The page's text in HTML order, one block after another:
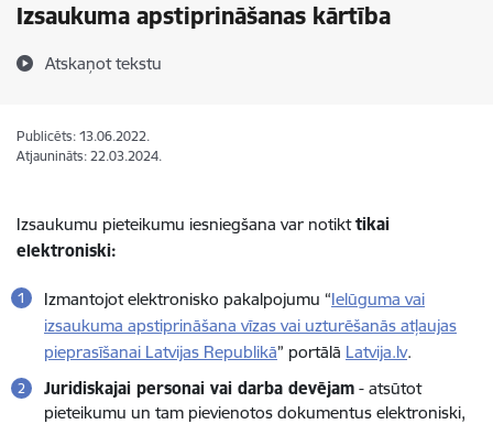
Izsaukuma apstiprināšanas kārtība
Atskaņot tekstu
Publicēts: 13.06.2022.
Atjaunināts: 22.03.2024.
Izsaukumu pieteikumu iesniegšana var notikttikai
elektroniski:
Izmantojot elektronisko pakalpojumu “Ielūguma vai
izsaukuma apstiprināšana vīzas vai uzturēšanās atļaujas
pieprasīšanai Latvijas Republikā” portālā Latvija.lv.
Juridiskajai personai vai darba devējam - atsūtot
pieteikumu un tam pievienotos dokumentus elektroniski,